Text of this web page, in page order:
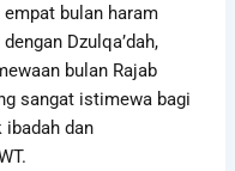
bulan haram
Dzulqa’dah,
bulan Rajab
sangat istimewa bagi
ibadah dan